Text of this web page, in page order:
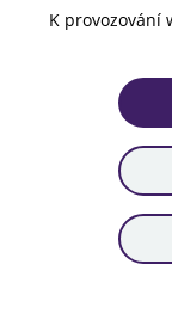
od 21. 1. 2026
Výsledky
K provozování